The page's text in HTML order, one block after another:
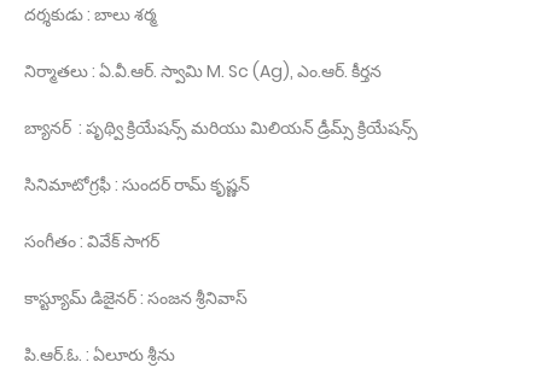
దర్శకుడు : బాలు శర్మ
నిర్మాతలు : ఏ.వీ.ఆర్. స్వామి M. Sc (Ag), ఎం.ఆర్. కీర్తన
బ్యానర్ : పృథ్వి క్రియేషన్స్ మరియు మిలియన్ డ్రీమ్స్ క్రియేషన్స్
సినిమాటోగ్రఫీ : సుందర్ రామ్ కృష్ణన్
సంగీతం : వివేక్ సాగర్
కాస్ట్యూమ్ డిజైనర్ : సంజన శ్రీనివాస్
పి.ఆర్.ఓ. : ఏలూరు శ్రీను